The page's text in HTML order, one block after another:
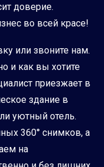
доверие.
во всей красе!
или звоните нам.
и как вы хотите
приезжает в
здание в
уютный отель.
360° снимков, а
на